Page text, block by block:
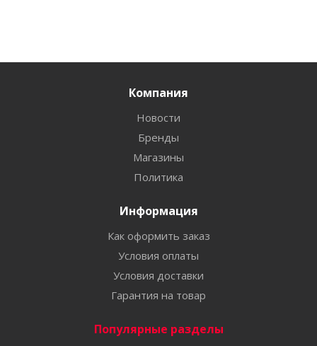
Компания
Новости
Бренды
Магазины
Политика
Информация
Как оформить заказ
Условия оплаты
Условия доставки
Гарантия на товар
Популярные разделы